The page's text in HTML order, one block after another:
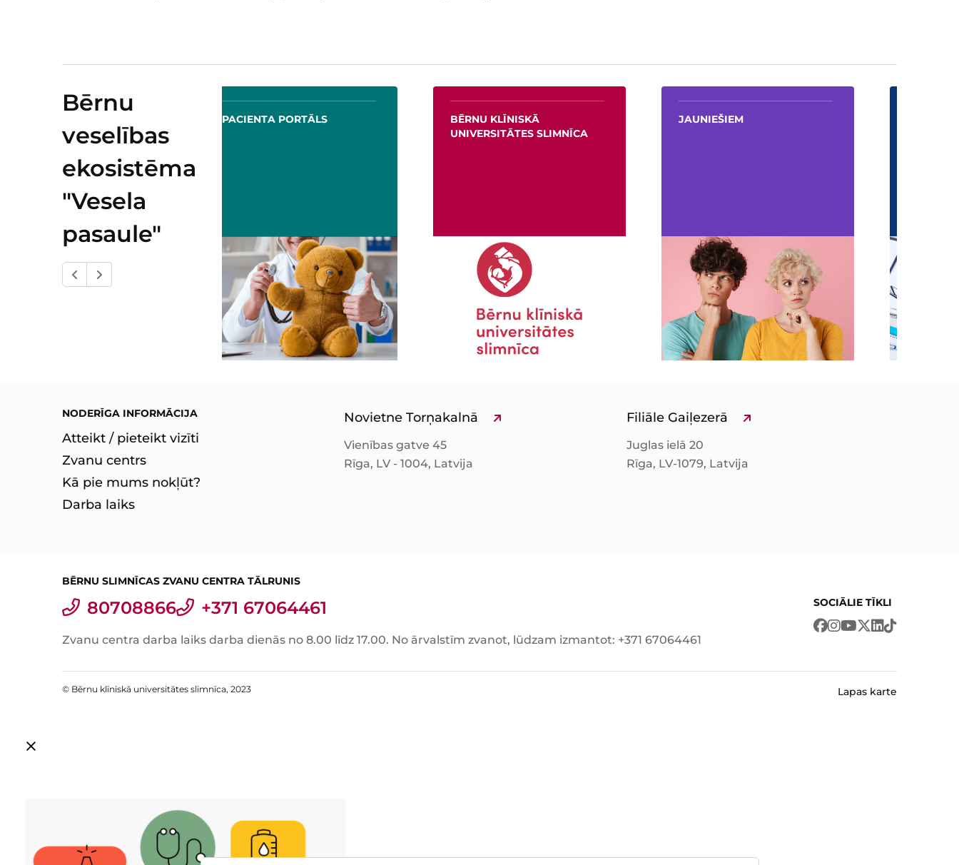
Bērnu
veselības
ekosistēma
"Vesela
pasaule"
PACIENTA PORTĀLS
UNIVERSITĀTES SLIMNĪCA
NODERĪGA INFORMĀCIJA
Atteikt / pieteikt vizīti
Zvanu centrs
Kā pie mums nokļūt?
Darba laiks
Novietne Torņakalnā
Vienības gatve 45
Rīga, LV - 1004, Latvija
Filiāle Gaiļezerā
Juglas ielā 20
Rīga, LV-1079, Latvija
BĒRNU SLIMNĪCAS ZVANU CENTRA TĀLRUNIS
80708866 +371 67064461
Zvanu centra darba laiks darba dienās no 8.00 līdz 17.00. No ārvalstīm zvanot, lūdzam izmantot: +371 67064461
SOCIĀLIE TĪKLI
© Bērnu klīniskā universitātes slimnīca, 2023 Lapas karte